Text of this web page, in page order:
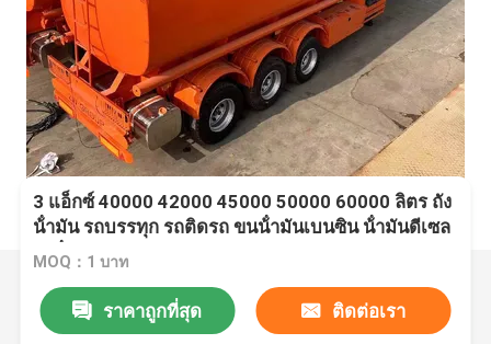
3 แอ็กซ์ 40000 42000 45000 50000 60000 ลิตร ถัง
น้ํามัน รถบรรทุก รถติดรถ ขนน้ํามันเบนซิน น้ํามันดีเซล
ถังน้ํามัน
MOQ：1 บาท
ราคาถูกที่สุด ติดต่อเรา